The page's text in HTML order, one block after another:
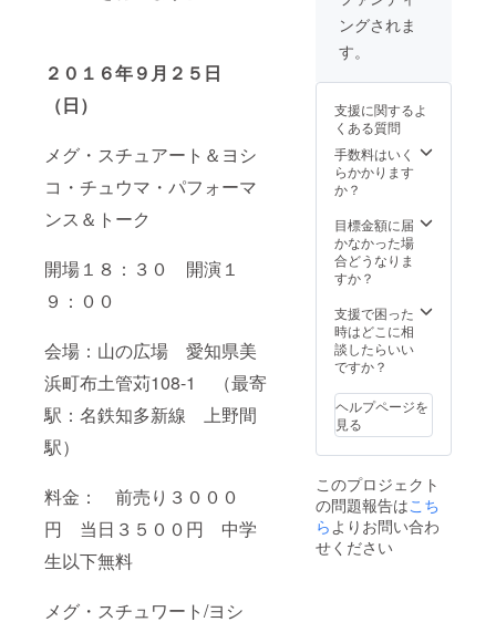
２０１６年９月２５日
（日）
メグ・スチュアート＆ヨシ
コ・チュウマ・パフォーマ
ンス＆トーク
開場１８：３０ 開演１
９：００
会場：山の広場 愛知県美
浜町布土管苅108-1 （最寄
駅：名鉄知多新線 上野間
駅）
料金： 前売り３０００
円 当日３５００円 中学
生以下無料
メグ・スチュワート/ヨシ
2011年、息
子が難病に
倒れ、活動
停止。
2013年か
ら、ダンス
し即興ベー
スの公演を
多数開催。
また、弱い
立場にいる
方、介護
者、長期入
院の子供を
持つ親、ひ
きこもり支
援のため
に、ヨガや
リリーステ
クニックな
ンスのすべて回
れるパスポート
です。ワーク
ショップ参加/公
入れておきます
ので、当日引き
換えとなりま
す。開始日時ま
でに出席される
公演、ワーク
ショップをお知
らせください。
アー・オリジナ
ルTシャツ 今回
のツアーのド
ローイングをデ
ザインしたTシャ
ツをプレゼント
します。 公演パ
ス（メンタープ
ログラム以外の
全イベントの特
別パス） 出張パ
（ダンス+音楽）
今回の出演者も
しくは同等の経
歴を持つプロ
ダンサーや音楽
家があなたの好
きな場所で20分
ほどの即興パ
（もしくは作
品）をいたしま
す。 出演者の居
住地より交通費
宿泊が必要な遠
方の場合は別
途。 1１月以降
のご希望の日時
をご相談の上、
予定の合う出演
ングされま
す。
支援に関するよ
くある質問
手数料はいく
らかかります
か？
目標金額に届
かなかった場
合どうなりま
すか？
支援で困った
時はどこに相
談したらいい
ですか？
ヘルプページを
見る
このプロジェクト
の問題報告はこち
らよりお問い合わ
せください